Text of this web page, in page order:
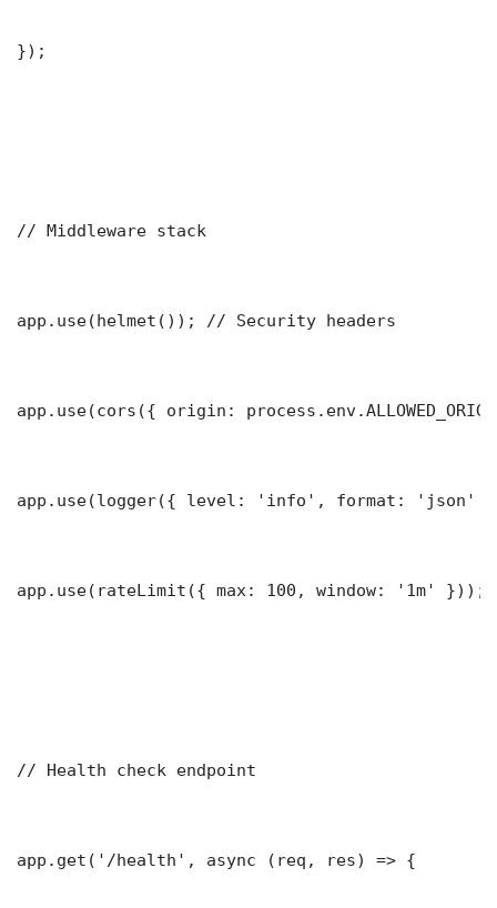
});
// Middleware stack
app.use(helmet()); // Security headers
app.use(cors({ origin:
app.use(logger({ level: 'info', format: 'json'
app.use(rateLimit({ max: 100, window: '1m' }));
// Health check endpoint
app.get('/health', async (req, res) => {